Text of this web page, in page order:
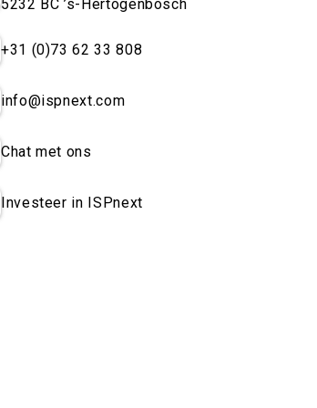
5232 BC’s-Hertogenbosch
+31 (0)73 62 33 808
info@ispnext.com
Chat met ons
Investeer in ISPnext